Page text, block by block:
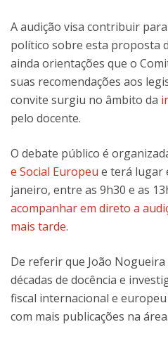
A audição visa contribuir
político sobre esta proposta
ainda orientações que o
suas recomendações aos
convite surgiu no âmbito da
pelo docente.
O debate público é
e Social Europeu e terá lugar
janeiro, entre as 9h30 e as
acompanhar em direto a
mais tarde.
De referir que João Nogueira
décadas de docência e
fiscal internacional e
com mais publicações na área.